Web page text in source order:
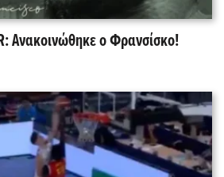
Ανακοινώθηκε ο Φρανσίσκο!